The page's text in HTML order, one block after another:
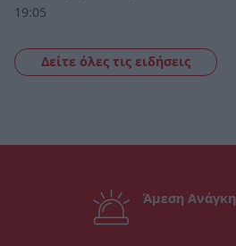
19:05
Δείτε όλες τις ειδήσεις
Άμεση Ανάγκη